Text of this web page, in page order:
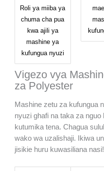
Roli ya miiba ya
chuma cha pua
kwa ajili ya
mashine ya
kufungua nyuzi
Vigezo vya
za Polyester
Mashine zetu za kufungua
nyuzi ghafi na taka za
kutumika tena. Chagua
wako wa uzalishaji. Ikiwa
jisikie huru kuwasiliana nasi!